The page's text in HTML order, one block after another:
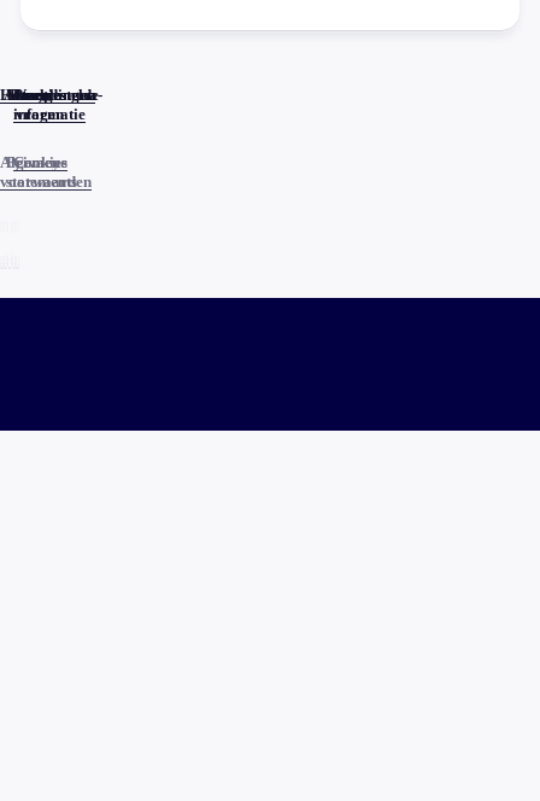
Home
Actueel
Uitzendingen
Reacties
Programma-
informatie
Veelgestelde
vragen
Algemene
voorwaarden
Privacy
statements
Cookies